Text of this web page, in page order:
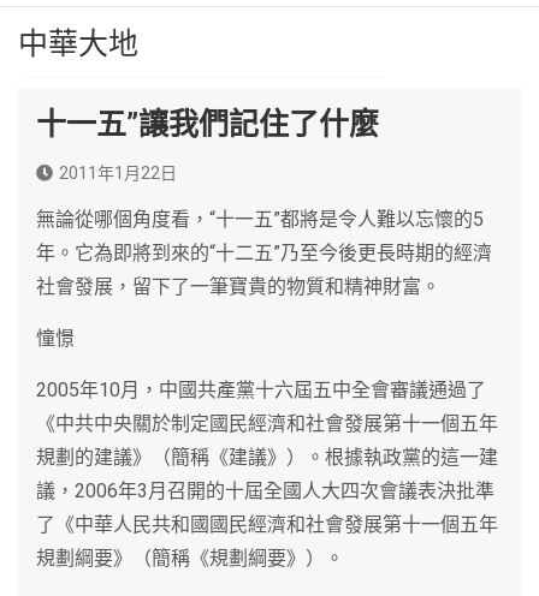
中華大地
十一五”讓我們記住了什麼
2011年1月22日
無論從哪個角度看，“十一五”都將是令人難以忘懷的5
年。它為即將到來的“十二五”乃至今後更長時期的經濟
社會發展，留下了一筆寶貴的物質和精神財富。
憧憬
2005年10月，中國共產黨十六屆五中全會審議通過了
《中共中央關於制定國民經濟和社會發展第十一個五年
規劃的建議》（簡稱《建議》）。根據執政黨的這一建
議，2006年3月召開的十屆全國人大四次會議表決批準
了《中華人民共和國國民經濟和社會發展第十一個五年
規劃綱要》（簡稱《規劃綱要》）。